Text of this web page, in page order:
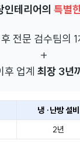
테리어의 특별
전문 검수팀의 1
+
후 업계 최장 3년
냉 ·난방 설비
2년